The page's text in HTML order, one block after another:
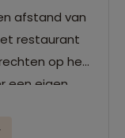
afstand van
restaurant
op het
een eigen